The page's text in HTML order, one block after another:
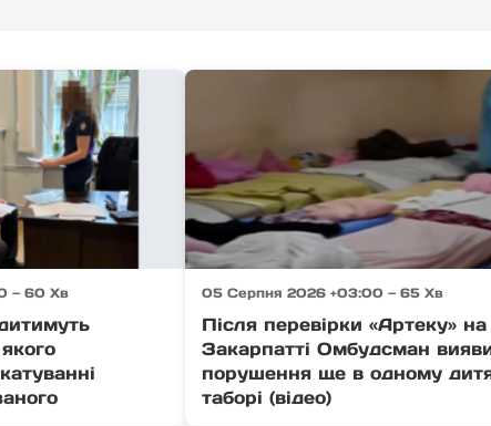
— 60 Хв 05 Серпня 2026 +03:00 — 65 Хв
Після перевірки «Артеку» на
Закарпатті Омбудсман
порушення ще в одному
таборі (відео)